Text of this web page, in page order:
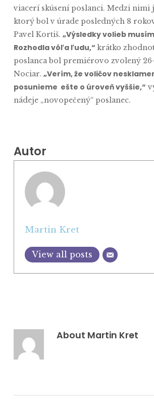
viacerí skúsení poslanci. Medzi nimi
ktorý bol v úrade posledných 8
Pavel Kortiš. „Výsledky volieb
Rozhodla vôľa ľudu,“ krátko
poslanca bol premiérovo zvolený
Nociar. „Verím, že voličov
posunieme ešte o úroveň vyššie,“
nádeje „novopečený“ poslanec.
Autor
Martin Kret
View all posts
About Martin Kret